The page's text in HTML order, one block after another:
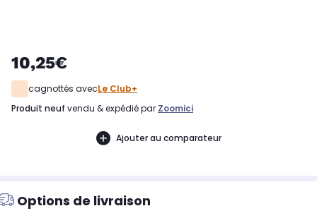
10,25€
cagnottés avecLe Club+
produit neuf vendu & expédié par Zoomici
Ajouter au comparateur
Options de livraison